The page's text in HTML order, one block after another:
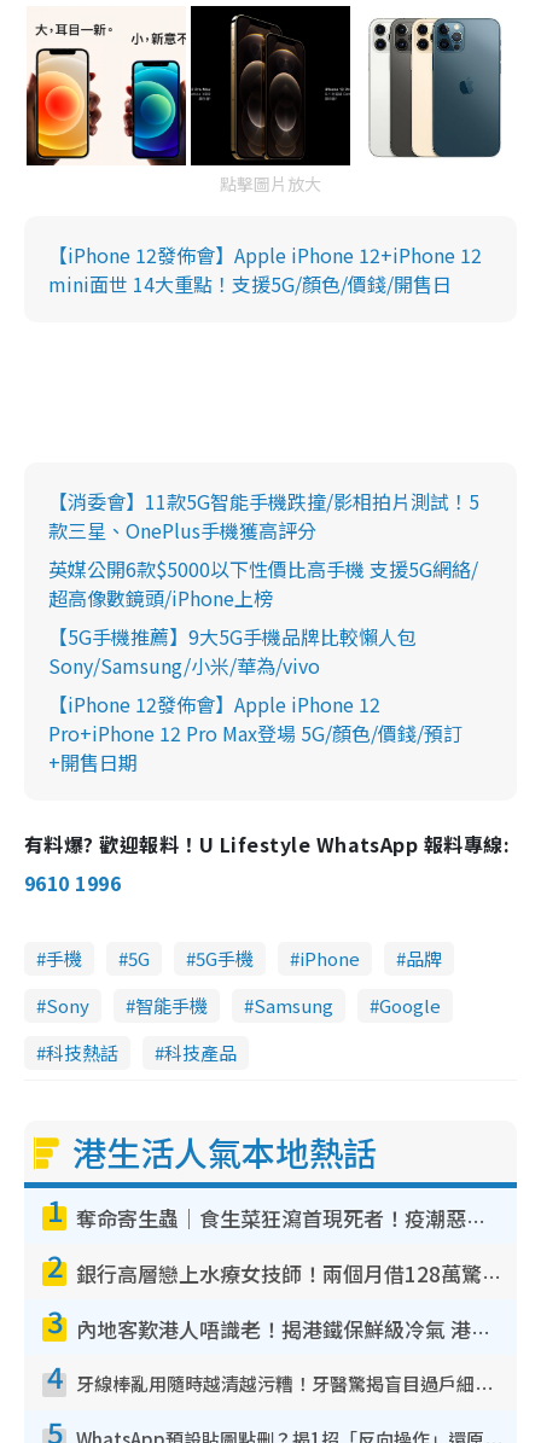
點擊圖片放大
【iPhone 12發佈會】Apple iPhone 12+iPhone 12
mini面世 14大重點！支援5G/顏色/價錢/開售日
【消委會】11款5G智能手機跌撞/影相拍片測試！5
款三星、OnePlus手機獲高評分
英媒公開6款$5000以下性價比高手機 支援5G網絡/
超高像數鏡頭/iPhone上榜
【5G手機推薦】9大5G手機品牌比較懶人包
Sony/Samsung/小米/華為/vivo
【iPhone 12發佈會】Apple iPhone 12
Pro+iPhone 12 Pro Max登場 5G/顏色/價錢/預訂
+開售日期
有料爆? 歡迎報料！U Lifestyle WhatsApp 報料專線:
9610 1996
手機 5G 5G手機 iPhone
品牌
Sony
智能手機 Samsung
Google
科技熱話
科技產品
港生活人氣本地熱話
1 奪命寄生蟲｜食生菜狂瀉首現死者！疫潮惡化錄1.8萬宗病例 揭洗菜3大謬誤
2 銀行高層戀上水療女技師！兩個月借128萬驚覺「沉船」沉落火海 揭背後疑似邪教操控賣淫
3 內地客歎港人唔識老！揭港鐵保鮮級冷氣 港人求放過：咪投訴
4 牙線棒亂用隨時越清越污糟！牙醫驚揭盲目過戶細菌恐致蛀牙：呢種先係日常真保養
5